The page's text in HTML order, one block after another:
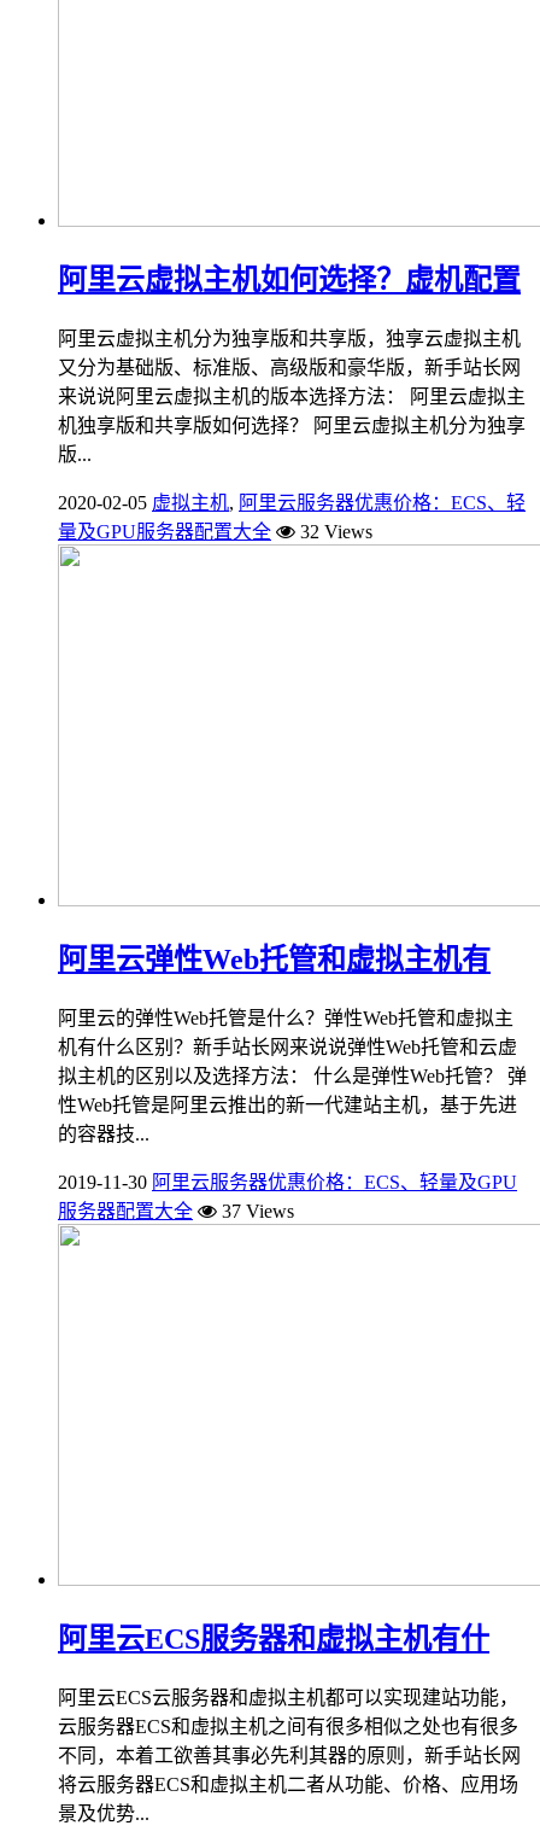
阿里云虚拟主机如何选择？虚机配置
阿里云虚拟主机分为独享版和共享版，独享云虚拟主机
又分为基础版、标准版、高级版和豪华版，新手站长网
来说说阿里云虚拟主机的版本选择方法： 阿里云虚拟主
机独享版和共享版如何选择？ 阿里云虚拟主机分为独享
版...
2020-02-05 虚拟主机, 阿里云服务器优惠价格：ECS、轻
量及GPU服务器配置大全
32 Views
阿里云弹性Web托管和虚拟主机有
阿里云的弹性Web托管是什么？弹性Web托管和虚拟主
机有什么区别？新手站长网来说说弹性Web托管和云虚
拟主机的区别以及选择方法： 什么是弹性Web托管？ 弹
性Web托管是阿里云推出的新一代建站主机，基于先进
的容器技...
2019-11-30 阿里云服务器优惠价格：ECS、轻量及GPU
服务器配置大全
37 Views
阿里云ECS服务器和虚拟主机有什
阿里云ECS云服务器和虚拟主机都可以实现建站功能，
云服务器ECS和虚拟主机之间有很多相似之处也有很多
不同，本着工欲善其事必先利其器的原则，新手站长网
将云服务器ECS和虚拟主机二者从功能、价格、应用场
景及优势...